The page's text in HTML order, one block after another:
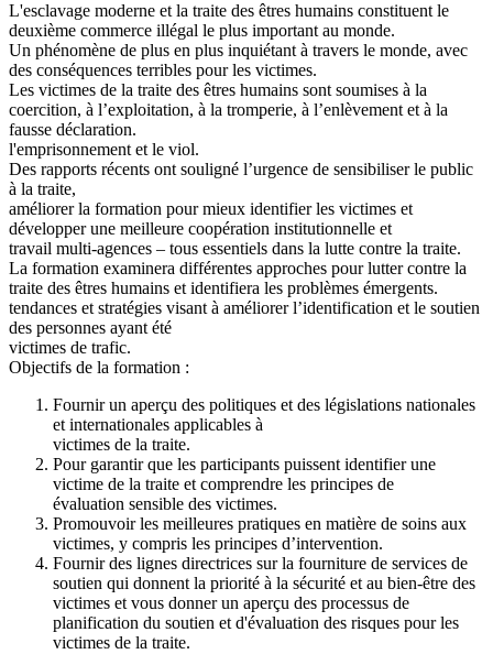
L'esclavage moderne et la traite des êtres humains constituent le
deuxième commerce illégal le plus important au monde.
Un phénomène de plus en plus inquiétant à travers le monde, avec
des conséquences terribles pour les victimes.
Les victimes de la traite des êtres humains sont soumises à la
coercition, à l’exploitation, à la tromperie, à l’enlèvement et à la
fausse déclaration.
l'emprisonnement et le viol.
Des rapports récents ont souligné l’urgence de sensibiliser le public
à la traite,
améliorer la formation pour mieux identifier les victimes et
développer une meilleure coopération institutionnelle et
travail multi-agences – tous essentiels dans la lutte contre la traite.
La formation examinera différentes approches pour lutter contre la
traite des êtres humains et identifiera les problèmes émergents.
tendances et stratégies visant à améliorer l’identification et le soutien
des personnes ayant été
victimes de trafic.
Objectifs de la formation :
Fournir un aperçu des politiques et des législations nationales
et internationales applicables à
victimes de la traite.
Pour garantir que les participants puissent identifier une
victime de la traite et comprendre les principes de
évaluation sensible des victimes.
Promouvoir les meilleures pratiques en matière de soins aux
victimes, y compris les principes d’intervention.
Fournir des lignes directrices sur la fourniture de services de
soutien qui donnent la priorité à la sécurité et au bien-être des
victimes et vous donner un aperçu des processus de
planification du soutien et d'évaluation des risques pour les
victimes de la traite.